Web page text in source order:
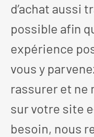
d’achat aussi
possible afin
expérience
vous y
rassurer et ne
sur votre site
besoin, nous